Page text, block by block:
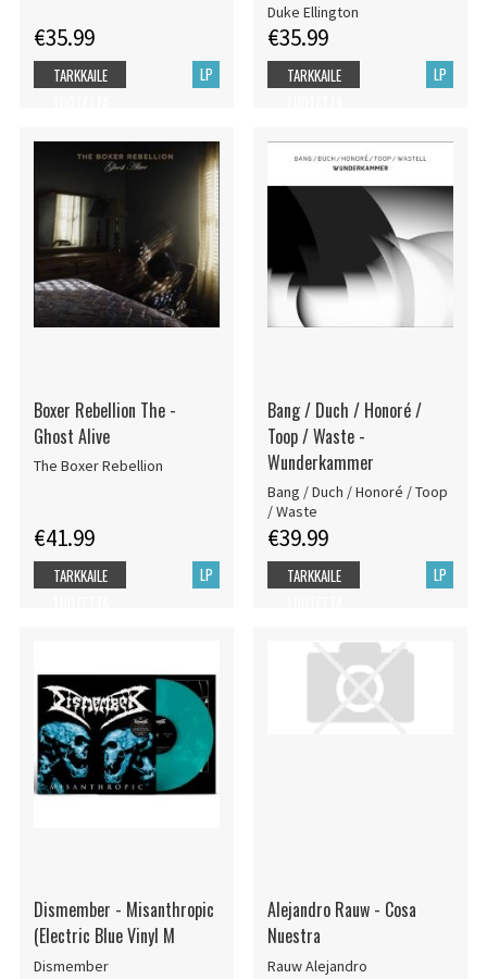
€35.99
LP
TARKKAILE
Duke Ellington
€35.99
LP
TARKKAILE
Boxer Rebellion The -
Ghost Alive
The Boxer Rebellion
€41.99
LP
TARKKAILE
Bang / Duch / Honoré /
Toop / Waste -
Wunderkammer
Bang / Duch / Honoré / Toop
/ Waste
€39.99
LP
TARKKAILE
Dismember - Misanthropic
(Electric Blue Vinyl M
Dismember
Alejandro Rauw - Cosa
Nuestra
Rauw Alejandro